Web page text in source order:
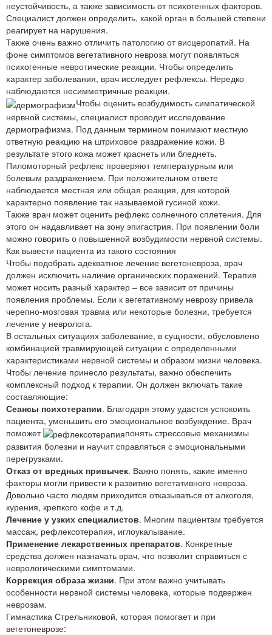
неустойчивость, а также зависимость от психогенных факторов.
Специалист должен определить, какой орган в большей степени
реагирует на нарушения.
Также очень важно отличить патологию от висцеропатий. На
фоне симптомов вегетативного невроза могут появляться
психогенные невротические реакции. Чтобы определить
характер заболевания, врач исследует рефлексы. Нередко
наблюдаются несимметричные реакции.
Чтобы оценить возбудимость симпатической
нервной системы, специалист проводит исследование
дермографизма. Под данным термином понимают местную
ответную реакцию на штриховое раздражение кожи. В
результате этого кожа может краснеть или бледнеть.
Пиломоторный рефлекс проверяют температурным или
болевым раздражением. При положительном ответе
наблюдается местная или общая реакция, для которой
характерно появление так называемой гусиной кожи.
Также врач может оценить рефлекс солнечного сплетения. Для
этого он надавливает на зону эпигастрия. При появлении боли
можно говорить о повышенной возбудимости нервной системы.
Как вывести пациента из такого состояния
Чтобы подобрать адекватное лечение вегетоневроза, врач
должен исключить наличие органических поражений. Терапия
может носить разный характер – все зависит от причины
появления проблемы. Если к вегетативному неврозу привела
черепно-мозговая травма или некоторые болезни, требуется
лечение у невролога.
В остальных ситуациях заболевание, в сущности, обусловлено
комбинацией травмирующей ситуации с определенными
характеристиками нервной системы и образом жизни человека.
Чтобы лечение принесло результаты, важно обеспечить
комплексный подход к терапии. Он должен включать такие
составляющие:
Сеансы психотерапии. Благодаря этому удастся успокоить
пациента, уменьшить его эмоциональное возбуждение. Врач
поможет
понять стрессовые механизмы
развития болезни и научит справляться с эмоциональными
перегрузками.
Отказ от вредных привычек. Важно понять, какие именно
факторы могли привести к развитию вегетативного невроза.
Довольно часто людям приходится отказываться от алкоголя,
курения, крепкого кофе и т.д.
Лечение у узких специалистов. Многим пациентам требуется
массаж, рефлексотерапия, иглоукалывание.
Применение лекарственных препаратов. Конкретные
средства должен назначать врач, что позволит справиться с
неврологическими симптомами.
Коррекция образа жизни. При этом важно учитывать
особенности нервной системы человека, которые подвержен
неврозам.
Гимнастика Стрельниковой, которая помогает и при
вегетоневрозе: